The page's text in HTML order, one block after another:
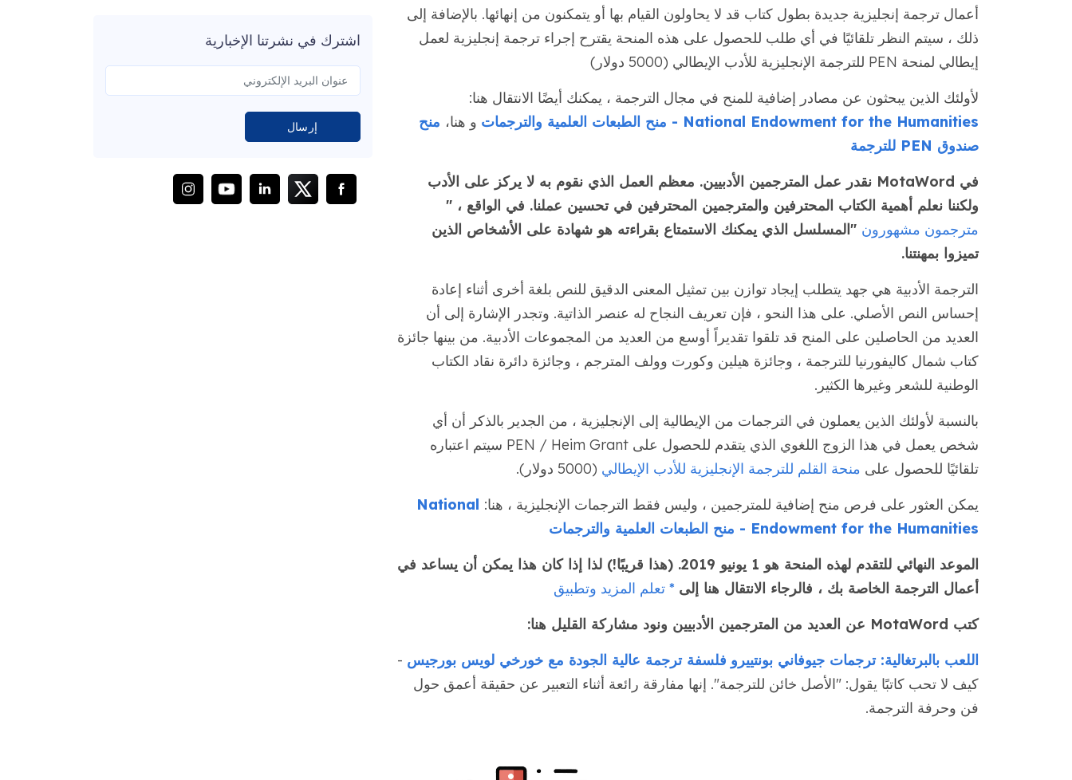
أعمال ترجمة إنجليزية جديدة بطول كتاب قد لا يحاولون القيام بها أو يتمكنون من إنهائها. بالإضافة إلى
ذلك ، سيتم النظر تلقائيًا في أي طلب للحصول على هذه المنحة يقترح إجراء ترجمة إنجليزية لعمل
إيطالي لمنحة PEN للترجمة الإنجليزية للأدب الإيطالي (5000 دولار)
لأولئك الذين يبحثون عن مصادر إضافية للمنح في مجال الترجمة ، يمكنك أيضًا الانتقال هنا:
National Endowment for the Humanities - منح الطبعات العلمية والترجمات
و هنا، منح
صندوق PEN للترجمة
في MotaWord نقدر عمل المترجمين الأدبيين. معظم العمل الذي نقوم به لا يركز على الأدب
ولكننا نعلم أهمية الكتاب المحترفين والمترجمين المحترفين في تحسين عملنا. في الواقع ، "
مترجمون مشهورون "المسلسل الذي يمكنك الاستمتاع بقراءته هو شهادة على الأشخاص الذين
تميزوا بمهنتنا.
الترجمة الأدبية هي جهد يتطلب إيجاد توازن بين تمثيل المعنى الدقيق للنص بلغة أخرى أثناء إعادة
إحساس النص الأصلي. على هذا النحو ، فإن تعريف النجاح له عنصر الذاتية. وتجدر الإشارة إلى أن
العديد من الحاصلين على المنح قد تلقوا تقديراً أوسع من العديد من المجموعات الأدبية. من بينها جائزة
كتاب شمال كاليفورنيا للترجمة ، وجائزة هيلين وكورت وولف المترجم ، وجائزة دائرة نقاد الكتاب
الوطنية للشعر وغيرها الكثير.
بالنسبة لأولئك الذين يعملون في الترجمات من الإيطالية إلى الإنجليزية ، من الجدير بالذكر أن أي
شخص يعمل في هذا الزوج اللغوي الذي يتقدم للحصول على PEN / Heim Grant سيتم اعتباره
تلقائيًا للحصول على منحة القلم للترجمة الإنجليزية للأدب الإيطالي (5000 دولار).
يمكن العثور على فرص منح إضافية للمترجمين ، وليس فقط الترجمات الإنجليزية ، هنا: National
Endowment for the Humanities - منح الطبعات العلمية والترجمات
الموعد النهائي للتقدم لهذه المنحة هو 1 يونيو 2019. (هذا قريبًا!) لذا إذا كان هذا يمكن أن يساعد في
أعمال الترجمة الخاصة بك ، فالرجاء الانتقال هنا إلى * تعلم المزيد وتطبيق
كتب MotaWord عن العديد من المترجمين الأدبيين ونود مشاركة القليل هنا:
اللعب بالبرتغالية: ترجمات جيوفاني بونتييرو فلسفة ترجمة عالية الجودة مع خورخي لويس بورجيس -
كيف لا تحب كاتبًا يقول: "الأصل خائن للترجمة". إنها مفارقة رائعة أثناء التعبير عن حقيقة أعمق حول
فن وحرفة الترجمة.
اشترك في نشرتنا الإخبارية
إرسال